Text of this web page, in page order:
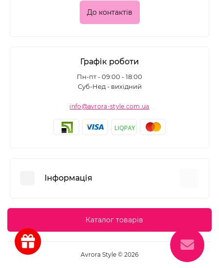
До контактів
Графік роботи
Пн-пт - 09:00 - 18:00
Суб-Нед - вихідний
info@avrora-style.com.ua
Інформація
Угода користувача
Зворотній зв’язок
Повернення товару
Каталог товарів
Avrora Style © 2026